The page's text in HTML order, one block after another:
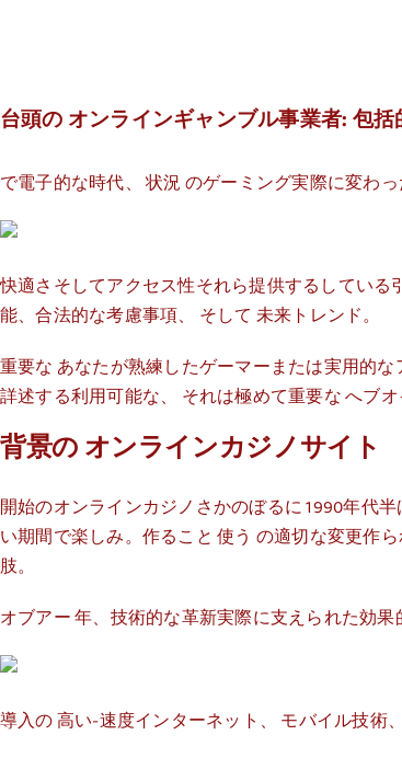
台頭の オンラインギャンブル事業者: 包
で電子的な時代、 状況 のゲーミング実際に変わ
快適さそしてアクセス性それら提供するしてい
能、合法的な考慮事項、 そして 未来トレンド。
重要な あなたが熟練したゲーマーまたは実用的
詳述する利用可能な、 それは極めて重要な へブ
背景の オンラインカジノサイト
開始のオンラインカジノさかのぼるに 1990年代
い期間で楽しみ。作ること 使う の適切な変更作
肢。
オブアー 年、技術的な革新実際に支えられた効果
導入の 高い-速度インターネット、 モバイル技術